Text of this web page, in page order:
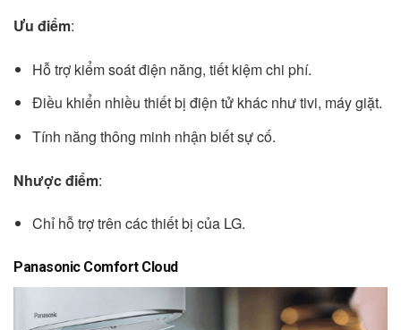
Ưu điểm:
Hỗ trợ kiểm soát điện năng, tiết kiệm chi phí.
Điều khiển nhiều thiết bị điện tử khác như tivi, máy giặt.
Tính năng thông minh nhận biết sự cố.
Nhược điểm:
Chỉ hỗ trợ trên các thiết bị của LG.
Panasonic Comfort Cloud